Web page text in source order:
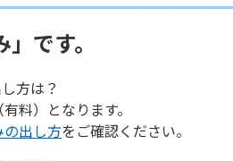
」です。
方は？
料）となります。
の出し方をご確認ください。